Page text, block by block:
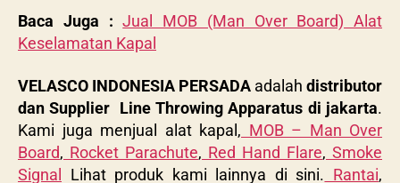
Baca Juga : Jual MOB (Man Over Board) Alat
Keselamatan Kapal
VELASCO INDONESIA PERSADA adalah distributor
dan Supplier Line Throwing Apparatus di jakarta.
Kami juga menjual alat kapal, MOB – Man Over
Board, Rocket Parachute, Red Hand Flare, Smoke
Signal Lihat produk kami lainnya di sini. Rantai,